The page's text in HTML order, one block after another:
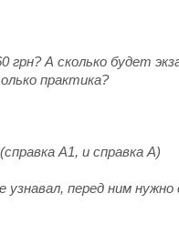
грн? А сколько будет
практика?
А1, и справка А)
узнавал, перед ним